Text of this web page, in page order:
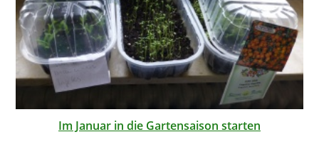
Im Januar in die Gartensaison starten